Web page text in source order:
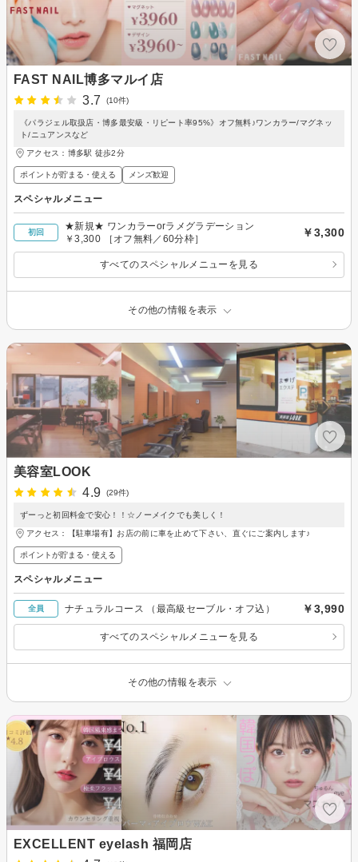
FAST NAIL博多マルイ店
3.7
(10件)
《パラジェル取扱店・博多最安級・リピート率95%》オフ無料♪ワンカラー/マグネッ
ト/ニュアンスなど
アクセス：博多駅 徒歩2分
ポイントが貯まる・使える メンズ歓迎
スペシャルメニュー
初回
★新規★ ワンカラーorラメグラデーション
￥3,300 ［オフ無料／60分枠］
￥3,300
すべてのスペシャルメニューを見る
その他の情報を表示
美容室LOOK
4.9
(29件)
ずーっと初回料金で安心！！☆ノーメイクでも美しく！
アクセス：【駐車場有】お店の前に車を止めて下さい、直ぐにご案内します♪
ポイントが貯まる・使える
スペシャルメニュー
全員 ナチュラルコース （最高級セーブル・オフ込） ￥3,990
すべてのスペシャルメニューを見る
その他の情報を表示
EXCELLENT eyelash 福岡店